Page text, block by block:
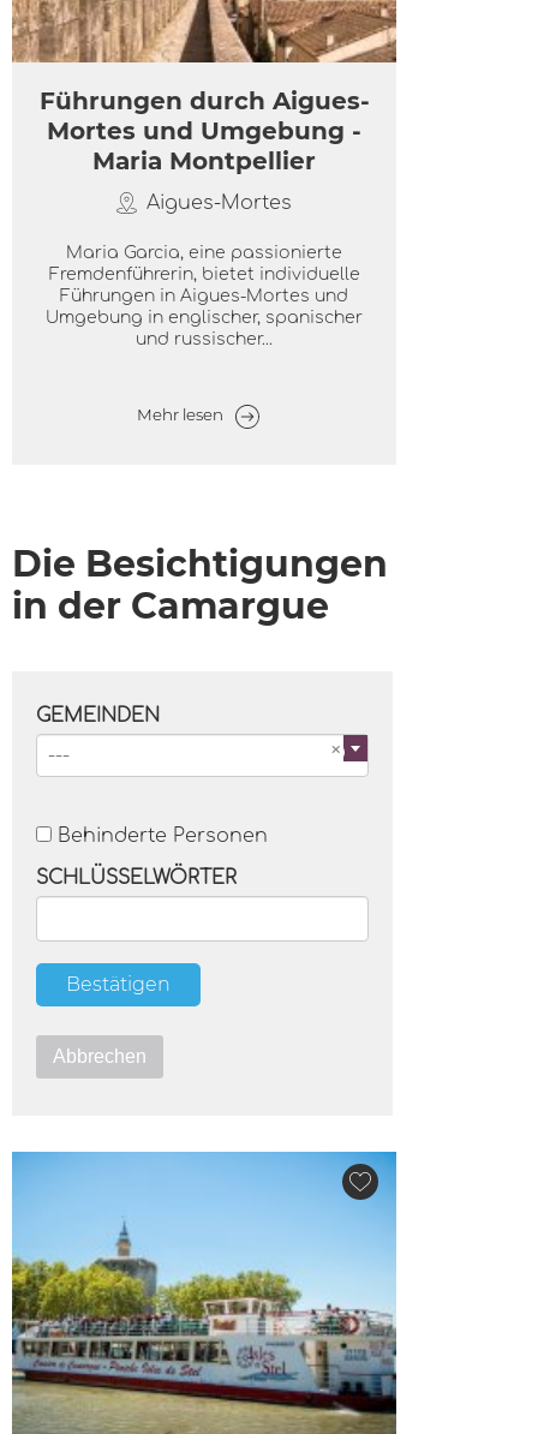
Führungen durch Aigues-
Mortes und Umgebung -
Maria Montpellier
Aigues-Mortes
Maria Garcia, eine passionierte
Fremdenführerin, bietet individuelle
Führungen in Aigues-Mortes und
Umgebung in englischer, spanischer
und russischer...
Mehr lesen
Die Besichtigungen
in der Camargue
GEMEINDEN
---
Behinderte Personen
SCHLÜSSELWÖRTER
Bestätigen
Abbrechen